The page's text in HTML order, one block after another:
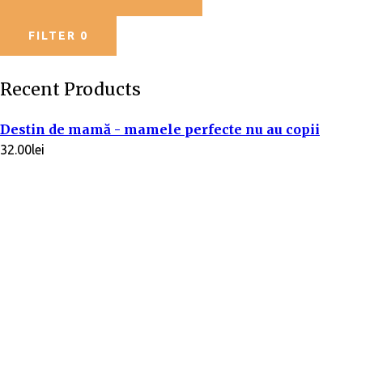
FILTER 0
Recent Products
Destin de mamă - mamele perfecte nu au copii
32.00lei